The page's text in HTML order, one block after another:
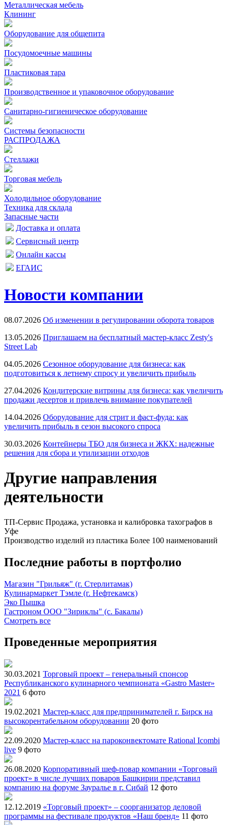
Металлическая мебель
Клининг
Оборудование для общепита
Посудомоечные машины
Пластиковая тара
Производственное и упаковочное оборудование
Санитарно-гигиеническое оборудование
Системы безопасности
РАСПРОДАЖА
Стеллажи
Торговая мебель
Холодильное оборудование
Техника для склада
Запасные части
Доставка и оплата
Сервисный центр
Онлайн кассы
ЕГАИС
Новости компании
08.07.2026 Об изменении в регулировании оборота товаров
13.05.2026 Приглашаем на бесплатный мастер-класс Zesty's
Street Lab
04.05.2026 Сезонное оборудование для бизнеса: как
подготовиться к летнему спросу и увеличить прибыль
27.04.2026 Кондитерские витрины для бизнеса: как увеличить
продажи десертов и привлечь внимание покупателей
14.04.2026 Оборудование для стрит и фаст-фуда: как
увеличить прибыль в сезон высокого спроса
30.03.2026 Контейнеры ТБО для бизнеса и ЖКХ: надежные
решения для сбора и утилизации отходов
Другие направления
деятельности
ТП-Сервис Продажа, установка и калибровка тахографов в
Уфе
Производство изделий из пластика Более 100 наименований
Последние работы в портфолио
Магазин "Грильяж" (г. Стерлитамак)
Кулинармаркет Тэмле (г. Нефтекамск)
Эко Пышка
Гастроном ООО "Зириклы" (с. Бакалы)
Смотреть все
Проведенные мероприятия
30.03.2021 Торговый проект – генеральный спонсор
Республиканского кулинарного чемпионата «Gastro Master»
2021 6 фото
19.02.2021 Мастер-класс для предпринимателей г. Бирск на
высокорентабельном оборудовании 20 фото
22.09.2020 Мастер-класс на пароконвектомате Rational Icombi
live 9 фото
26.08.2020 Корпоративный шеф-повар компании «Торговый
проект» в числе лучших поваров Башкирии представил
компанию на форуме Зауралье в г. Сибай 12 фото
12.12.2019 «Торговый проект» – соорганизатор деловой
программы на фестивале продуктов «Наш бренд» 11 фото